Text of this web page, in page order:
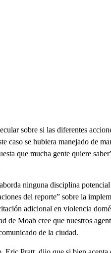
sobre si las diferentes
caso se hubiera manejado de
que mucha gente quiere
ninguna disciplina potencial
del reporte” sobre la
adicional en violencia
de Moab cree que nuestros
de la ciudad.